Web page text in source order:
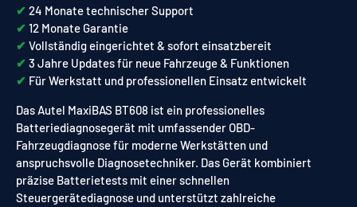
✔︎ 24 Monate technischer Support
✔︎ 12 Monate Garantie
✔︎ Vollständig eingerichtet & sofort einsatzbereit
✔︎ 3 Jahre Updates für neue Fahrzeuge & Funktionen
✔︎ Für Werkstatt und professionellen Einsatz entwickelt
Das Autel MaxiBAS BT608 ist ein professionelles
Batteriediagnosegerät mit umfassender OBD-
Fahrzeugdiagnose für moderne Werkstätten und
anspruchsvolle Diagnosetechniker. Das Gerät kombiniert
präzise Batterietests mit einer schnellen
Steuergerätediagnose und unterstützt zahlreiche